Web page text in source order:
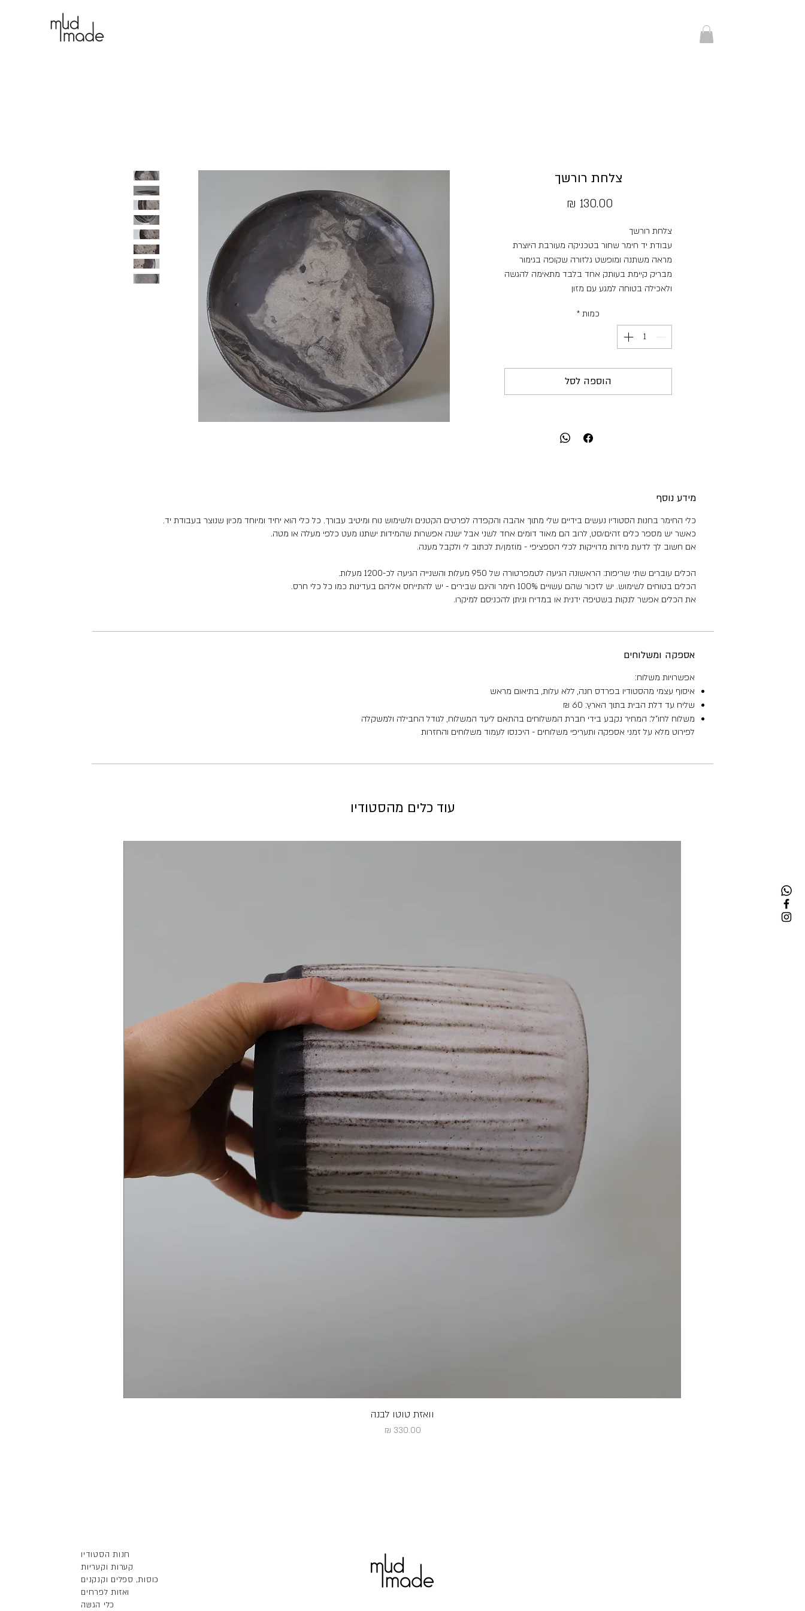
צלחת רורשך
צלחת רורשך
עבודת יד חימר שחור בטכניקה מעורבת היוצרת
מראה משתנה ומופשט גלזורה שקופה בגימור
מבריק קיימת בעותק אחד בלבד מתאימה להגשה
ולאכילה בטוחה למגע עם מזון
גובה: 1.5 ס"מ
כמות *
הוספה לסל
מידע נוסף
כלי החימר בחנות הסטודיו נעשים בידיים שלי מתוך אהבה והקפדה לפרטים הקטנים ולשימוש נוח ומיטיב עבורך. כל כלי הוא יחיד ומיוחד מכיון שנוצר בעבודת יד.
כאשר יש מספר כלים זהים/סט, לרוב הם מאוד דומים אחד לשני אבל ישנה אפשרות שהמידות ישתנו מעט כלפי מעלה או מטה.
אם חשוב לך לדעת מידות מדוייקות לכלי הספציפי - מוזמן/ת לכתוב לי ולקבל מענה.
הכלים עוברים שתי שריפות: הראשונה הגיעה לטמפרטורה של 950 מעלות והשנייה הגיעה לכ-1200 מעלות.
הכלים בטוחים לשימוש. יש לזכור שהם עשויים 100% חימר והינם שבירים - יש להתייחס אליהם בעדינות כמו כל כלי חרס.
את הכלים אפשר לנקות בשטיפה ידנית או במדיח וניתן להכניסם למיקרו.
אספקה ומשלוחים
אפשרויות משלוח:
איסוף עצמי מהסטודיו בפרדס חנה, ללא עלות, בתיאום מראש
שליח עד דלת הבית בתוך הארץ: 60 ₪
משלוח לחו"ל: המחיר נקבע בידי חברת המשלוחים בהתאם ליעד המשלוח, לגודל החבילה ולמשקלה
לפירוט מלא על זמני אספקה ותעריפי משלוחים - היכנסו לעמוד משלוחים והחזרות
עוד כלים מהסטודיו
וואזת טוטו לבנה
מחיר
חנות הסטודיו
קערות וקעריות
כוסות, ספלים וקנקנים
ואזות לפרחים
כלי הגשה